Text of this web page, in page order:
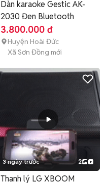
Dàn karaoke Gestic AK-
2030 Đen Bluetooth
3.800.000 đ
Huyện Hoài Đức
Xã Sơn Đồng mới
3 ngày trước 2
Thanh lý LG XBOOM